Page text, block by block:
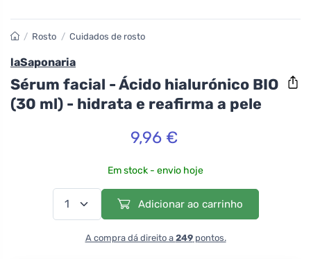
/ Rosto / Cuidados de rosto
laSaponaria
Sérum facial - Ácido hialurónico BIO
(30 ml) - hidrata e reafirma a pele
9,96 €
Em stock - envio hoje
Adicionar ao carrinho
A compra dá direito a 249pontos.